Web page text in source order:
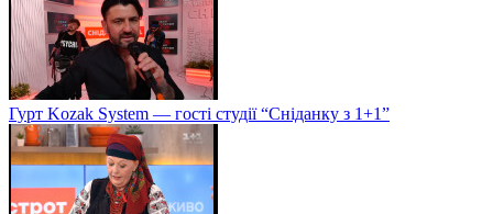
Гурт Kozak System — гості студії “Сніданку з 1+1”